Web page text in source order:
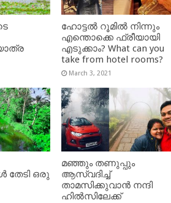
ഹോട്ടൽ റൂമിൽ നിന്നും
എന്തൊക്കെ ഫ്രീയായി
എടുക്കാം? What can you
take from hotel rooms?
March 3, 2021
തേടി ഒരു
മഞ്ഞും തണുപ്പും
ആസ്വദിച്ച്
താമസിക്കുവാൻ നന്ദി
ഹിൽസിലേക്ക്